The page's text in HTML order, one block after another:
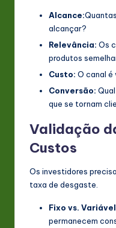
Alcance:
alcançar?
Relevância: Os
produtos
Custo: O canal é
Conversão:
que se tornam
Validação
Custos
Os investidores
taxa de desgaste.
Fixo vs.
permanecem